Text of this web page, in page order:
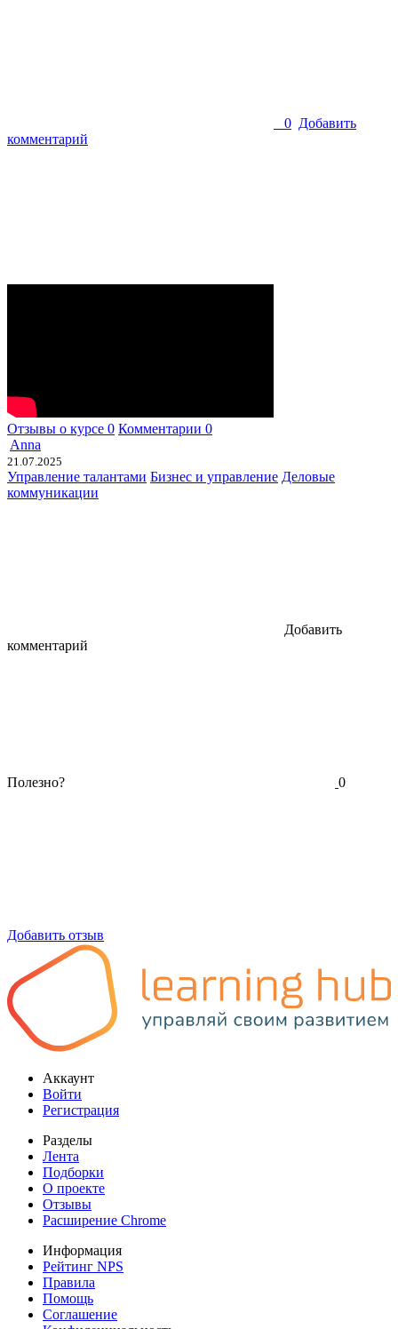
0 Добавить
комментарий
Отзывы о курсе 0 Комментарии 0
Anna
21.07.2025
Управление талантами Бизнес и управление Деловые
коммуникации
Добавить
комментарий
Полезно? 0
Добавить отзыв
Аккаунт
Войти
Регистрация
Разделы
Лента
Подборки
О проекте
Отзывы
Расширение Chrome
Информация
Рейтинг NPS
Правила
Помощь
Соглашение